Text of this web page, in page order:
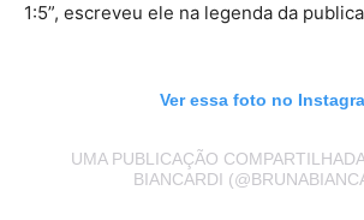
‭1‬:‭5”, escreveu ele na legenda da
Ver essa foto no
UMA PUBLICAÇÃO
BIANCARDI